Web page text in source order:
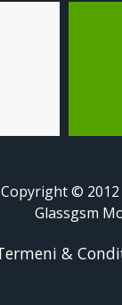
Copyright ©
Glassgsm
&